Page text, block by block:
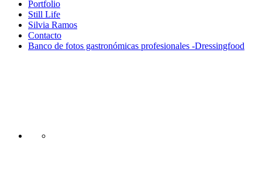
Portfolio
Still Life
Silvia Ramos
Contacto
Banco de fotos gastronómicas profesionales -Dressingfood